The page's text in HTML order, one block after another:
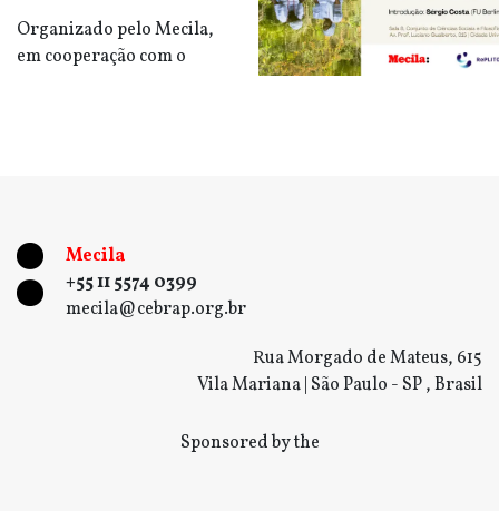
Organizado pelo Mecila,
em cooperação com o
Mecila
+55 11 5574 0399
mecila@cebrap.org.br
Rua Morgado de Mateus, 615
Vila Mariana | São Paulo - SP , Brasil
Sponsored by the